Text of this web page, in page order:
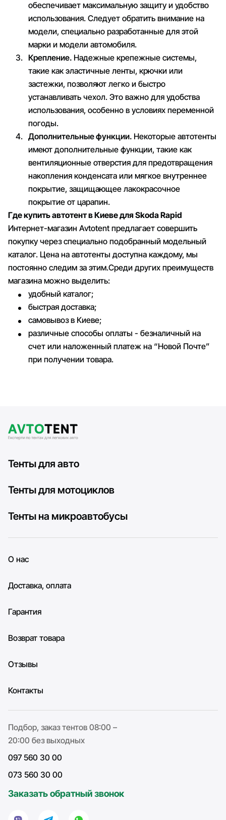
обеспечивает максимальную защиту и удобство
использования. Следует обратить внимание на
модели, специально разработанные для этой
марки и модели автомобиля.
Крепление. Надежные крепежные системы,
такие как эластичные ленты, крючки или
застежки, позволяют легко и быстро
устанавливать чехол. Это важно для удобства
использования, особенно в условиях переменной
погоды.
Дополнительные функции. Некоторые автотенты
имеют дополнительные функции, такие как
вентиляционные отверстия для предотвращения
накопления конденсата или мягкое внутреннее
покрытие, защищающее лакокрасочное
покрытие от царапин.
Где купить автотент в Киеве для Skoda Rapid
Интернет-магазин Avtotent предлагает совершить
покупку через специально подобранный модельный
каталог. Цена на автотенты доступна каждому, мы
постоянно следим за этим.Среди других преимуществ
магазина можно выделить:
удобный каталог;
быстрая доставка;
самовывоз в Киеве;
различные способы оплаты - безналичный на
счет или наложенный платеж на “Новой Почте”
при получении товара.
Тенты для авто
Тенты для мотоциклов
Тенты на микроавтобусы
О нас
Доставка, оплата
Гарантия
Возврат товара
Отзывы
Контакты
Подбор, заказ тентов 08:00 –
20:00 без выходных
097 560 30 00
073 560 30 00
Заказать обратный звонок